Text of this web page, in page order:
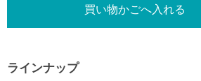
ラインナップ